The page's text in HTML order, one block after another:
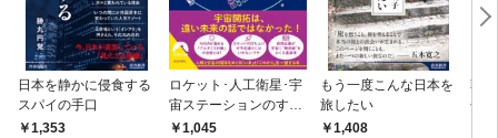
日本を静かに侵食する
スパイの手口
1,353
ロケット･人工衛星･宇
宙ステーションのすご
い世界
1,045
もう一度こんな日本を
旅したい
1,408
朝
分